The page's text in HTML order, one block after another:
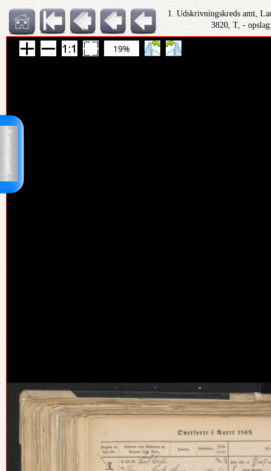
Kontrolpanel
1. Udskrivningskreds amt,
3820, T, -
19%